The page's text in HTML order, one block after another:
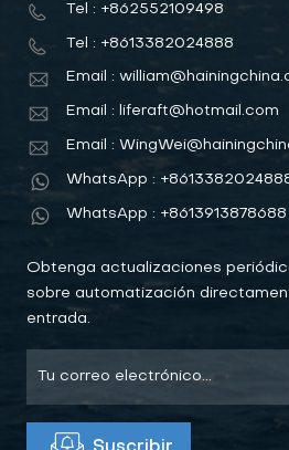
Tel : +862552109498
Tel : +8613382024888
Email :
Email : liferaft@hotmail.com
Email :
WhatsApp :
WhatsApp : +8613913878688
Obtenga actualizaciones
sobre automatización
entrada.